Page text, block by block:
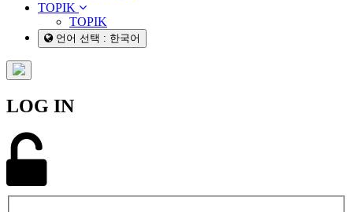
TOPIK
TOPIK
언어 선택 : 한국어
LOG IN